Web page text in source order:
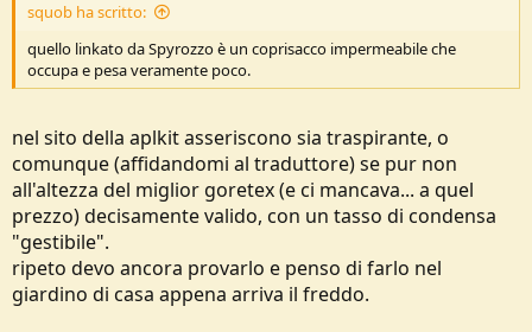
squob ha scritto:
quello linkato da Spyrozzo è un coprisacco impermeabile che
occupa e pesa veramente poco.
nel sito della aplkit asseriscono sia traspirante, o
comunque (affidandomi al traduttore) se pur non
all'altezza del miglior goretex (e ci mancava... a quel
prezzo) decisamente valido, con un tasso di condensa
"gestibile".
ripeto devo ancora provarlo e penso di farlo nel
giardino di casa appena arriva il freddo.